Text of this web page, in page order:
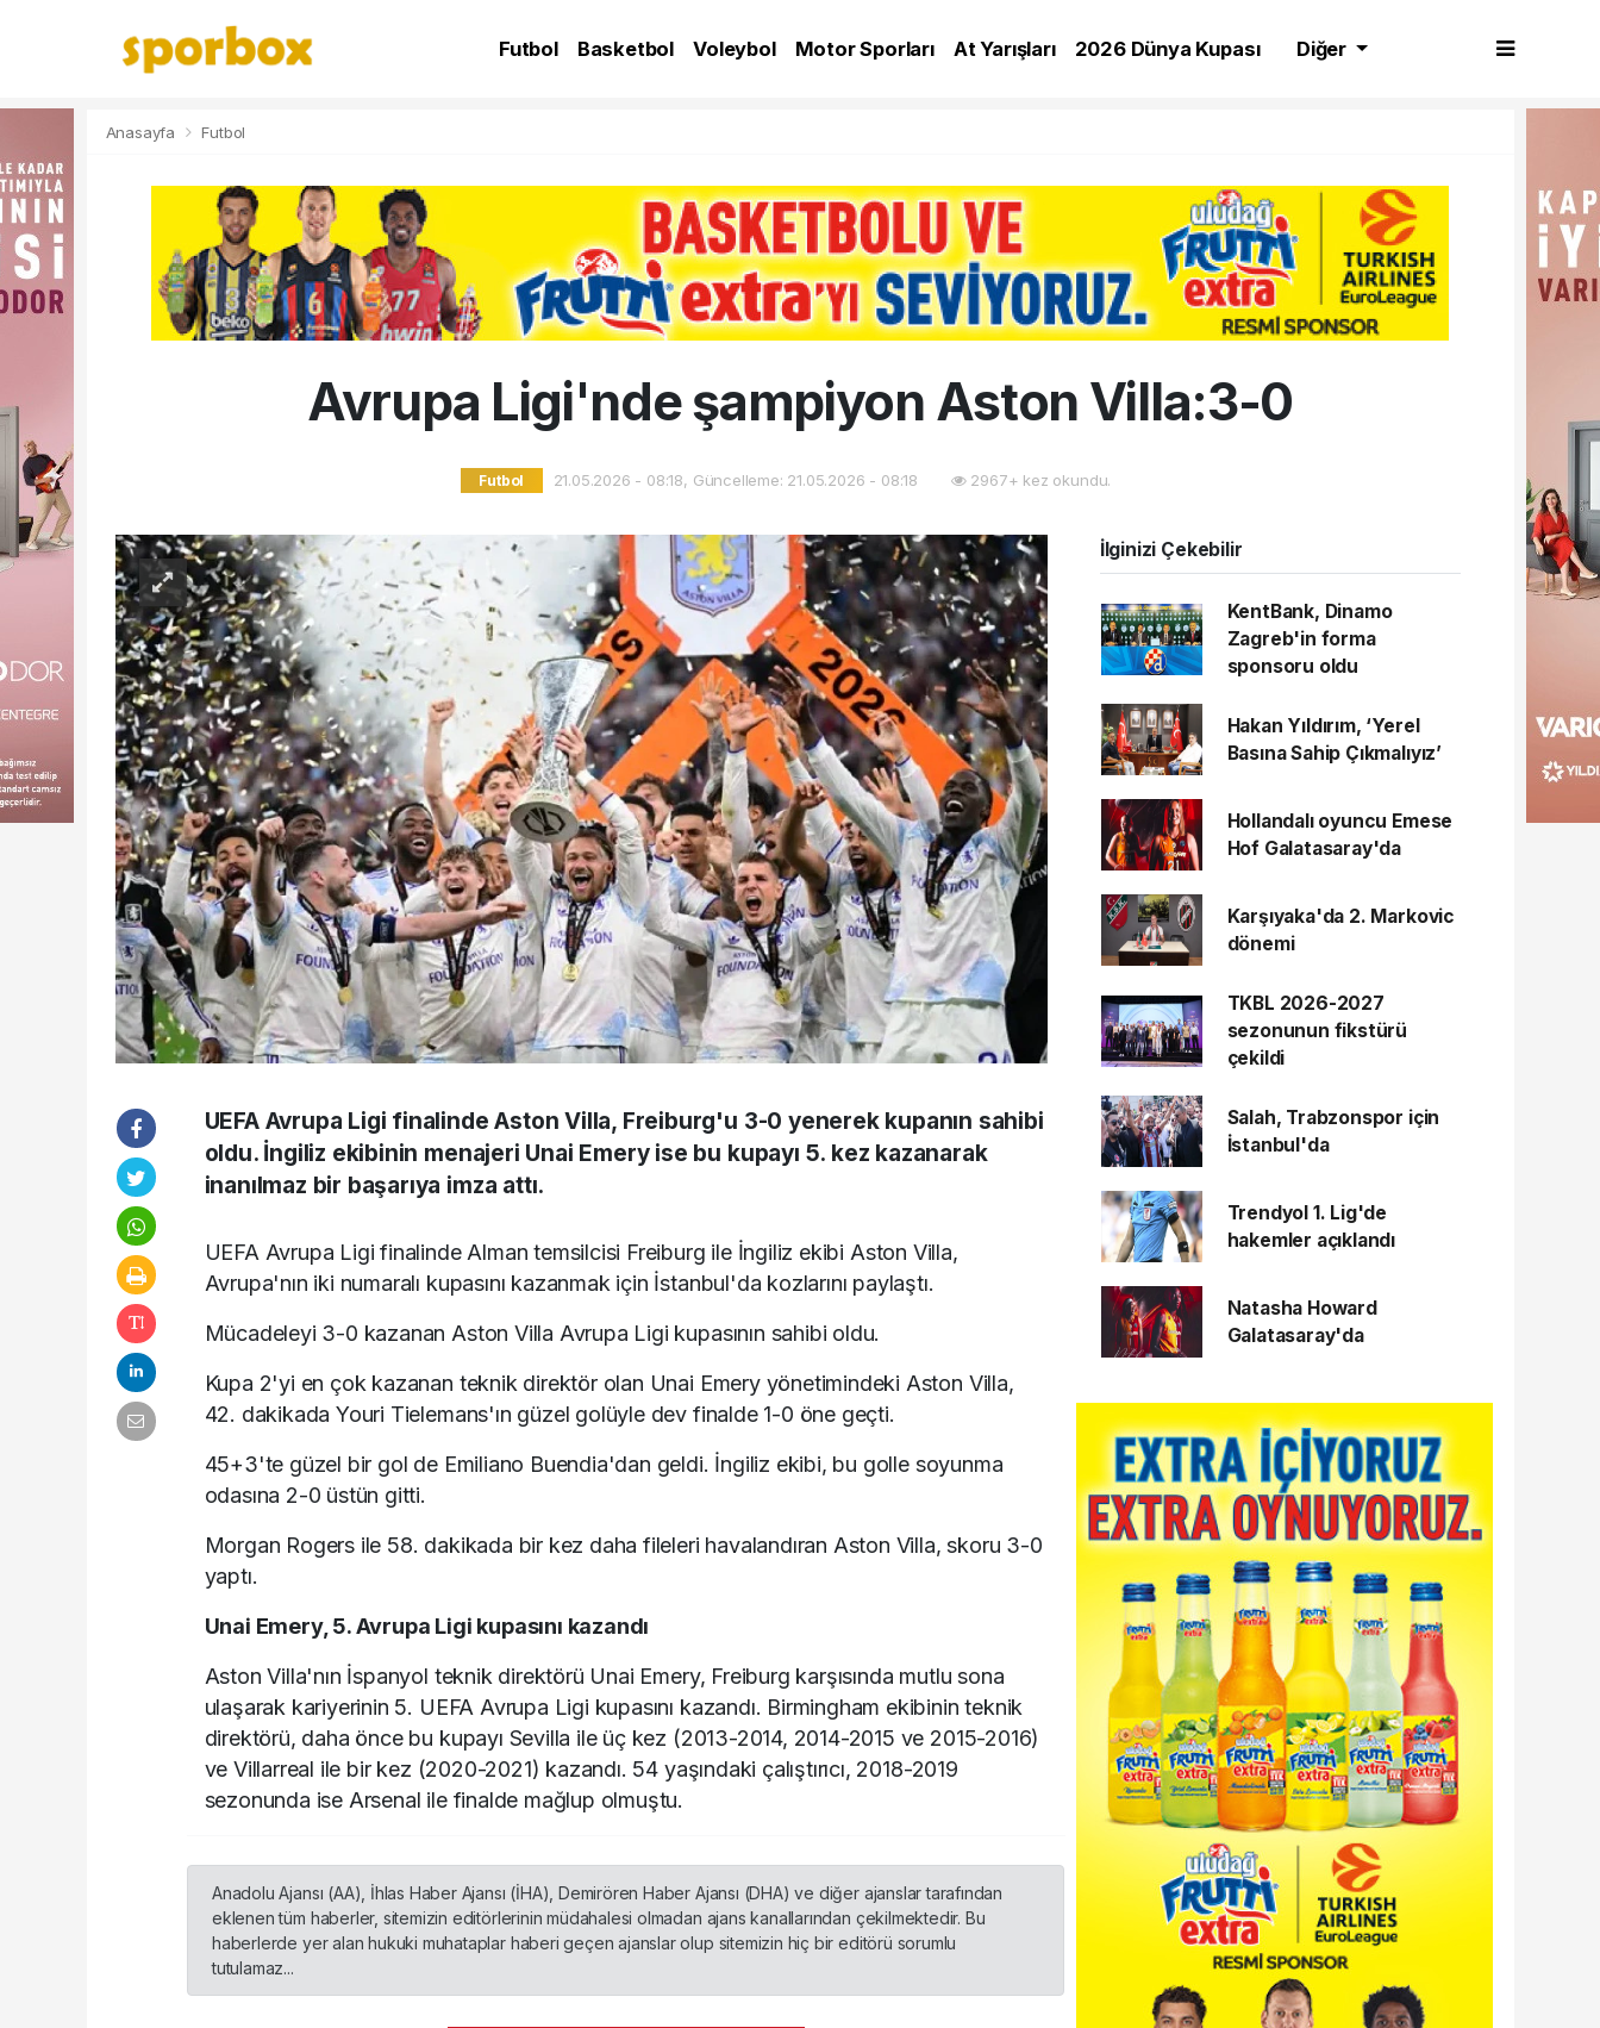
Futbol Basketbol Voleybol Motor Sporları At Yarışları
2026 Dünya Kupası
Diğer
Anasayfa Futbol
Avrupa Ligi'nde şampiyon Aston Villa:3-0
Futbol 21.05.2026 - 08:18, Güncelleme: 21.05.2026 - 08:18 2967+ kez okundu.
UEFA Avrupa Ligi finalinde Aston Villa, Freiburg'u 3-0 yenerek kupanın sahibi
oldu. İngiliz ekibinin menajeri Unai Emery ise bu kupayı 5. kez kazanarak
inanılmaz bir başarıya imza attı.
UEFA Avrupa Ligi finalinde Alman temsilcisi Freiburg ile İngiliz ekibi Aston Villa,
Avrupa'nın iki numaralı kupasını kazanmak için İstanbul'da kozlarını paylaştı.
Mücadeleyi 3-0 kazanan Aston Villa Avrupa Ligi kupasının sahibi oldu.
Kupa 2'yi en çok kazanan teknik direktör olan Unai Emery yönetimindeki Aston Villa,
42. dakikada Youri Tielemans'ın güzel golüyle dev finalde 1-0 öne geçti.
45+3'te güzel bir gol de Emiliano Buendia'dan geldi. İngiliz ekibi, bu golle soyunma
odasına 2-0 üstün gitti.
Morgan Rogers ile 58. dakikada bir kez daha fileleri havalandıran Aston Villa, skoru 3-0
yaptı.
Unai Emery, 5. Avrupa Ligi kupasını kazandı
Aston Villa'nın İspanyol teknik direktörü Unai Emery, Freiburg karşısında mutlu sona
ulaşarak kariyerinin 5. UEFA Avrupa Ligi kupasını kazandı. Birmingham ekibinin teknik
direktörü, daha önce bu kupayı Sevilla ile üç kez (2013-2014, 2014-2015 ve 2015-2016)
ve Villarreal ile bir kez (2020-2021) kazandı. 54 yaşındaki çalıştırıcı, 2018-2019
sezonunda ise Arsenal ile finalde mağlup olmuştu.
Anadolu Ajansı (AA), İhlas Haber Ajansı (İHA), Demirören Haber Ajansı (DHA) ve diğer ajanslar tarafından
eklenen tüm haberler, sitemizin editörlerinin müdahalesi olmadan ajans kanallarından çekilmektedir. Bu
haberlerde yer alan hukuki muhataplar haberi geçen ajanslar olup sitemizin hiç bir editörü sorumlu
tutulamaz...
İlginizi Çekebilir
KentBank, Dinamo
Zagreb'in forma
sponsoru oldu
Hakan Yıldırım, ‘Yerel
Basına Sahip Çıkmalıyız’
Hollandalı oyuncu Emese
Hof Galatasaray'da
Karşıyaka'da 2. Markovic
dönemi
TKBL 2026-2027
sezonunun fikstürü
çekildi
Salah, Trabzonspor için
İstanbul'da
Trendyol 1. Lig'de
hakemler açıklandı
Natasha Howard
Galatasaray'da